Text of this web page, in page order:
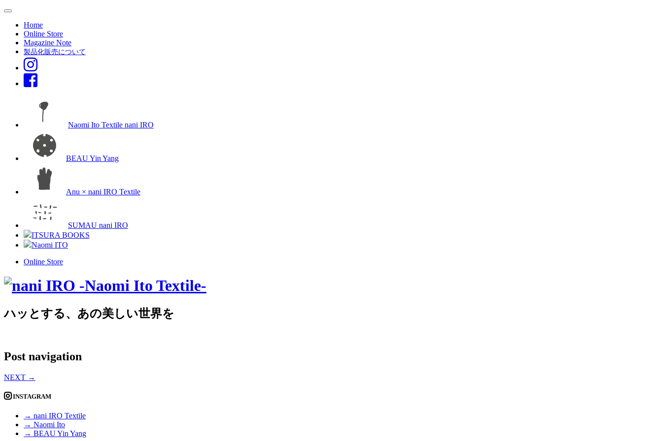
Home
Online Store
Magazine Note
製品化販売について
Naomi Ito Textile nani IRO
BEAU Yin Yang
Anu × nani IRO Textile
SUMAU nani IRO
ITSURA BOOKS
Naomi ITO
Online Store
ハッとする、あの美しい世界を
Post navigation
NEXT →
INSTAGRAM
→ nani IRO Textile
→ Naomi Ito
→ BEAU Yin Yang